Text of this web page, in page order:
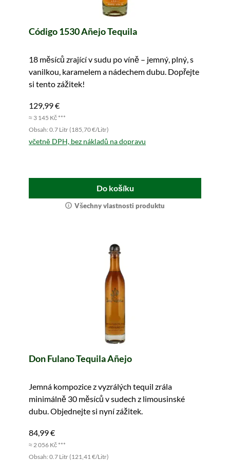
Código 1530 Añejo Tequila
18 měsíců zrající v sudu po víně – jemný, plný, s
vanilkou, karamelem a nádechem dubu. Dopřejte
si tento zážitek!
129,99 €
≈ 3 145 Kč ***
Obsah: 0.7 Litr (185,70 €/Litr)
včetně DPH, bez nákladů na dopravu
Do košíku
Všechny vlastnosti produktu
Don Fulano Tequila Añejo
Jemná kompozice z vyzrálých tequil zrála
minimálně 30 měsíců v sudech z limousinské
dubu. Objednejte si nyní zážitek.
84,99 €
≈ 2 056 Kč ***
Obsah: 0.7 Litr (121,41 €/Litr)